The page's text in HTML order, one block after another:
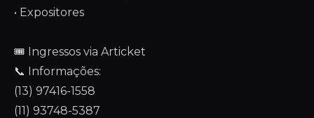
• Expositores
🎟️ Ingressos via Articket
📞 Informações:
(13) 97416-1558
(11) 93748-5387